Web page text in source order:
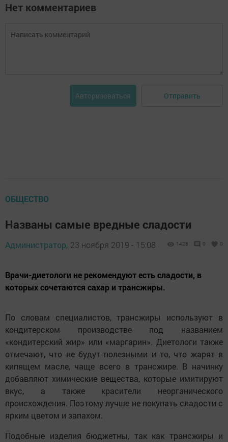
Нет комментариев
Авторизоваться Отправить
ОБЩЕСТВО
Названы самые вредные сладости
Администратор, 23 ноября 2019 - 15:08 1428 0 0
Врачи-диетологи не рекомендуют есть сладости, в
которых сочетаются сахар и трансжиры.
По словам специалистов, трансжиры используют в
кондитерском производстве под названием
«кондитерский жир» или «маргарин». Диетологи также
отмечают, что не будут полезными и то, что жарят в
кипящем масле, чаще всего в трансжире. В начинку
добавляют химические вещества, которые имитируют
вкус, а также красители неорганического
происхождения. Поэтому лучше не покупать сладости с
ярким цветом и запахом.
Подобные изделия бюджетны, так как трансжиры и